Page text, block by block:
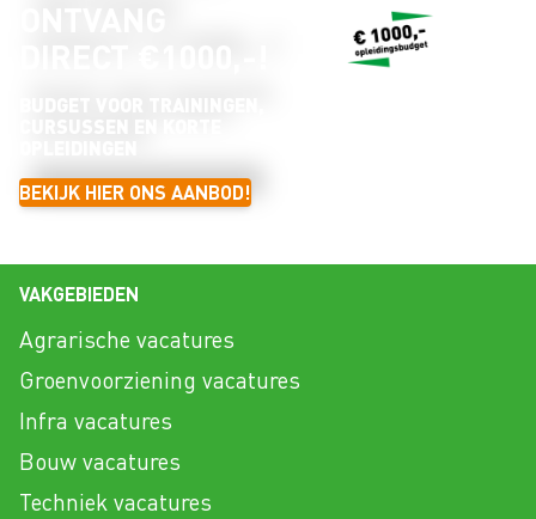
BEKIJK HIER ONS AANBOD!
VAKGEBIEDEN
Agrarische vacatures
Groenvoorziening vacatures
Infra vacatures
Bouw vacatures
Techniek vacatures